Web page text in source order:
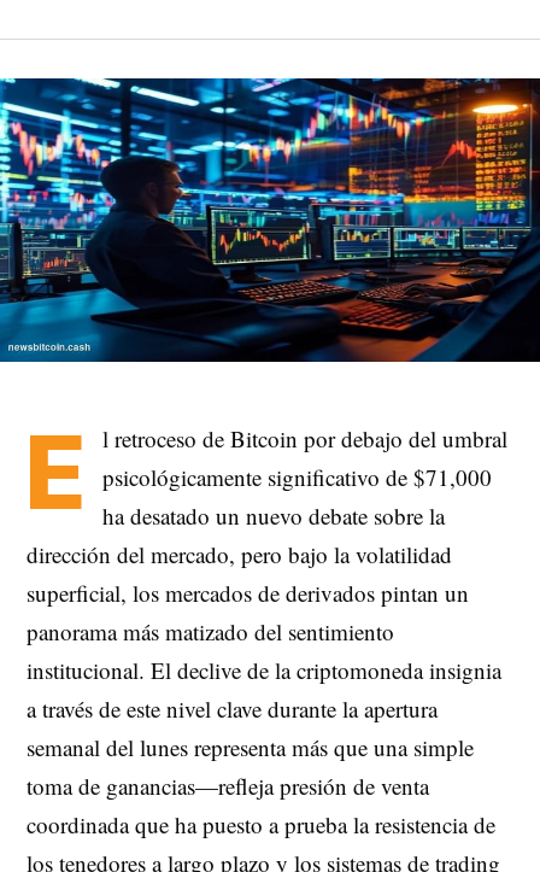
E
l retroceso de Bitcoin por debajo del umbral
psicológicamente significativo de $71,000
ha desatado un nuevo debate sobre la
dirección del mercado, pero bajo la volatilidad
superficial, los mercados de derivados pintan un
panorama más matizado del sentimiento
institucional. El declive de la criptomoneda insignia
a través de este nivel clave durante la apertura
semanal del lunes representa más que una simple
toma de ganancias—refleja presión de venta
coordinada que ha puesto a prueba la resistencia de
los tenedores a largo plazo y los sistemas de trading